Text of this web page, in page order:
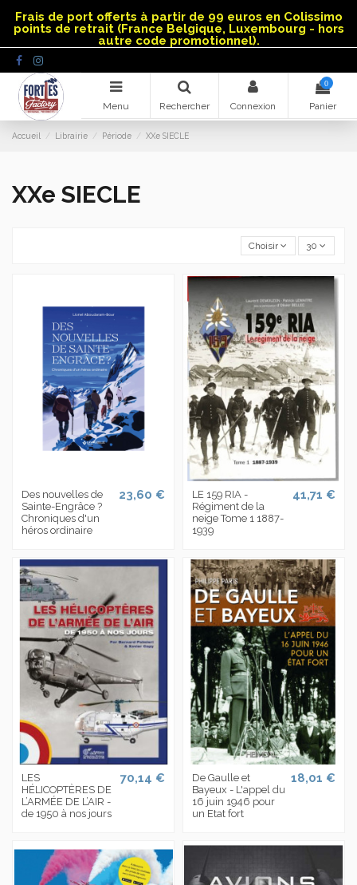
Frais de port offerts à partir de 99 euros en Colissimo
points de retrait (France Belgique, Luxembourg - hors
autre code promotionnel).
Menu Rechercher Connexion
0
Panier
Accueil Librairie Période XXe SIECLE
XXe SIECLE
Choisir 30
Des nouvelles de
Sainte-Engrâce ?
Chroniques d'un
héros ordinaire
23,60 €
LE 159 RIA -
Régiment de la
neige Tome 1 1887-
1939
41,71 €
LES
HÉLICOPTÈRES DE
L’ARMÉE DE L’AIR -
de 1950 à nos jours
70,14 €
De Gaulle et
Bayeux - L'appel du
16 juin 1946 pour
un Etat fort
18,01 €